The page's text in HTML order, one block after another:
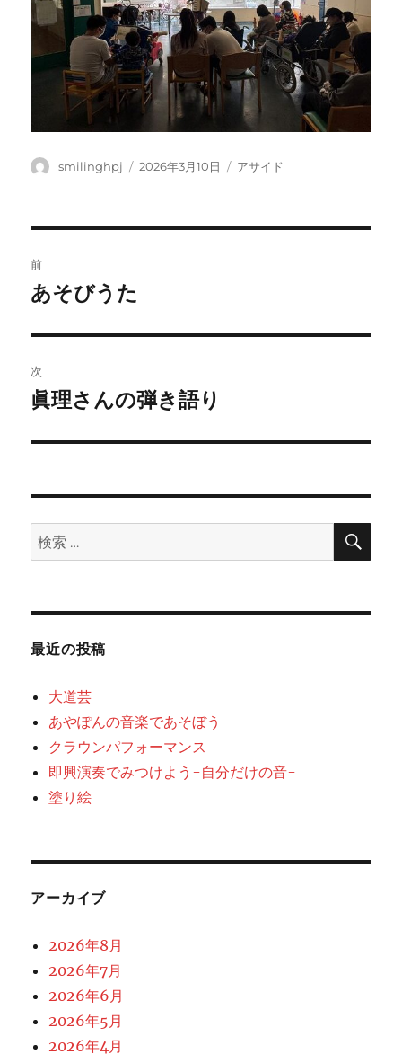
投
smilinghpj
投
2026年3月10日
フ
アサイド
稿
ビ
ゲ
ー
ン
前
前
投
稿:
あそびうた
次
次
投
眞理さんの弾き語り
検
索:
検
最近の投稿
大道芸
あやぽんの音楽であそぼう
クラウンパフォーマンス
即興演奏でみつけよう-自分だけの音-
塗り絵
アーカイブ
2026年8月
2026年7月
2026年6月
2026年5月
2026年4月